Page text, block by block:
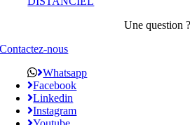
Une question ?
Contactez-nous
Whatsapp
Facebook
Linkedin
Instagram